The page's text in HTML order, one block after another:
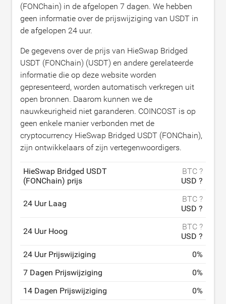
(FONChain) in de afgelopen 7 dagen. We hebben
geen informatie over de prijswijziging van USDT in
de afgelopen 24 uur.
De gegevens over de prijs van HieSwap Bridged
USDT (FONChain) (USDT) en andere gerelateerde
informatie die op deze website worden
gepresenteerd, worden automatisch verkregen uit
open bronnen. Daarom kunnen we de
nauwkeurigheid niet garanderen. COINCOST is op
geen enkele manier verbonden met de
cryptocurrency HieSwap Bridged USDT (FONChain),
zijn ontwikkelaars of zijn vertegenwoordigers.
HieSwap Bridged USDT
(FONChain) prijs
BTC ?
USD ?
24 Uur Laag
BTC ?
USD ?
24 Uur Hoog
BTC ?
USD ?
24 Uur Prijswijziging
0%
7 Dagen Prijswijziging
0%
14 Dagen Prijswijziging
0%